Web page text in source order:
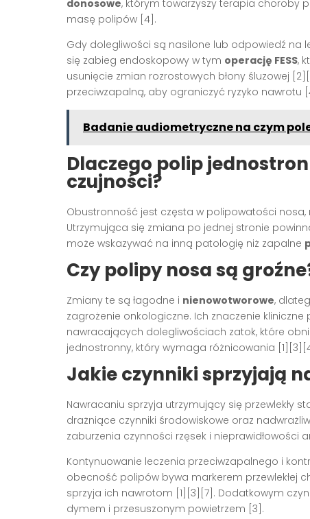
donosowe, którym towarzyszy terapia choroby
masę polipów [4].
Gdy dolegliwości są nasilone lub odpowiedź na
się zabieg endoskopowy w tym operację FESS,
usunięcie zmian rozrostowych błony śluzowej
przeciwzapalną, aby ograniczyć ryzyko nawrotu
Badanie audiometryczne na czym
Dlaczego polip
czujności?
Obustronność jest częsta w polipowatości
Utrzymująca się zmiana po jednej stronie
może wskazywać na inną patologię niż zapalne
Czy polipy nosa są
Zmiany te są łagodne i nienowotworowe,
zagrożenie onkologiczne. Ich znaczenie
nawracających dolegliwościach zatok, które
jednostronny, który wymaga różnicowania
Jakie czynniki sprzyjają
Nawracaniu sprzyja utrzymujący się przewlekły
drażniące czynniki środowiskowe oraz
zaburzenia czynności rzęsek i
Kontynuowanie leczenia przeciwzapalnego i
obecność polipów bywa markerem przewlekłej
sprzyja ich nawrotom [1][3][7]. Dodatkowym
dymem i przesuszonym powietrzem [3].